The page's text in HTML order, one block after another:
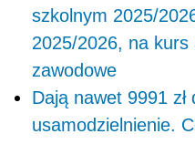
szkolnym 2025/
2025/2026, na
zawodowe
Dają nawet 9991 zł
usamodzielnienie.